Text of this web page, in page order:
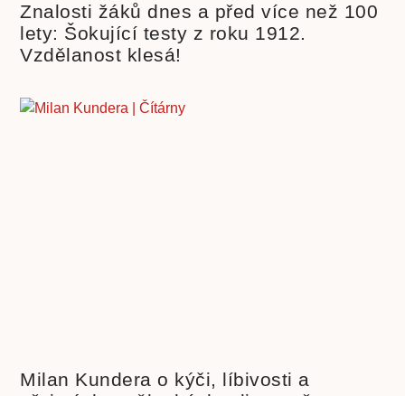
Znalosti žáků dnes a před více než 100
lety: Šokující testy z roku 1912.
Vzdělanost klesá!
Milan Kundera o kýči, líbivosti a